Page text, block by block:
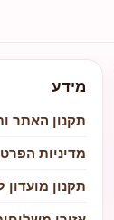
מידע
תקנון האתר
מדיניות
תקנון מועדון